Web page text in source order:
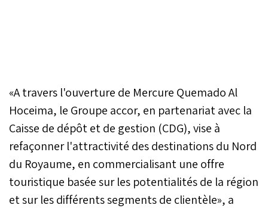
«A travers l'ouverture de Mercure Quemado Al
Hoceima, le Groupe accor, en partenariat avec la
Caisse de dépôt et de gestion (CDG), vise à
refaçonner l'attractivité des destinations du Nord
du Royaume, en commercialisant une offre
touristique basée sur les potentialités de la région
et sur les différents segments de clientèle», a